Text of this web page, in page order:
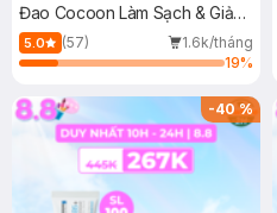
Đao Cocoon Làm Sạch & Giảm
Dầu 500ml
5.0 (57)
1.6k/tháng
19%
-40%